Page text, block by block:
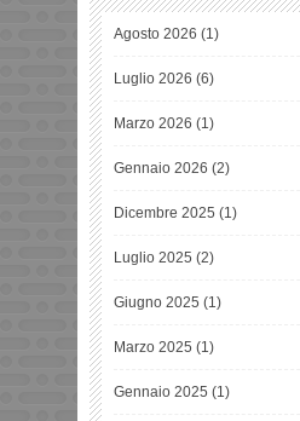
Agosto 2026 (1)
Luglio 2026 (6)
Marzo 2026 (1)
Gennaio 2026 (2)
Dicembre 2025 (1)
Luglio 2025 (2)
Giugno 2025 (1)
Marzo 2025 (1)
Gennaio 2025 (1)